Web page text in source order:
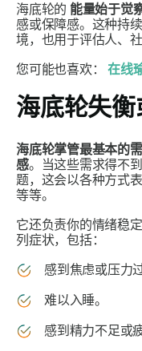
海底轮的 能量始于觉
感或保障感。这种持
境，也用于评估人、
您可能也喜欢：在线
海底轮失
海底轮掌管最基本的
感。当这些需求得不
题，这会以各种方式
等等。
它还负责你的情绪稳定
列症状，包括：
感到焦虑或压力
难以入睡。
感到精力不足或